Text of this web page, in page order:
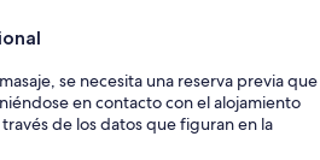
se necesita una reserva previa que
en contacto con el alojamiento
de los datos que figuran en la